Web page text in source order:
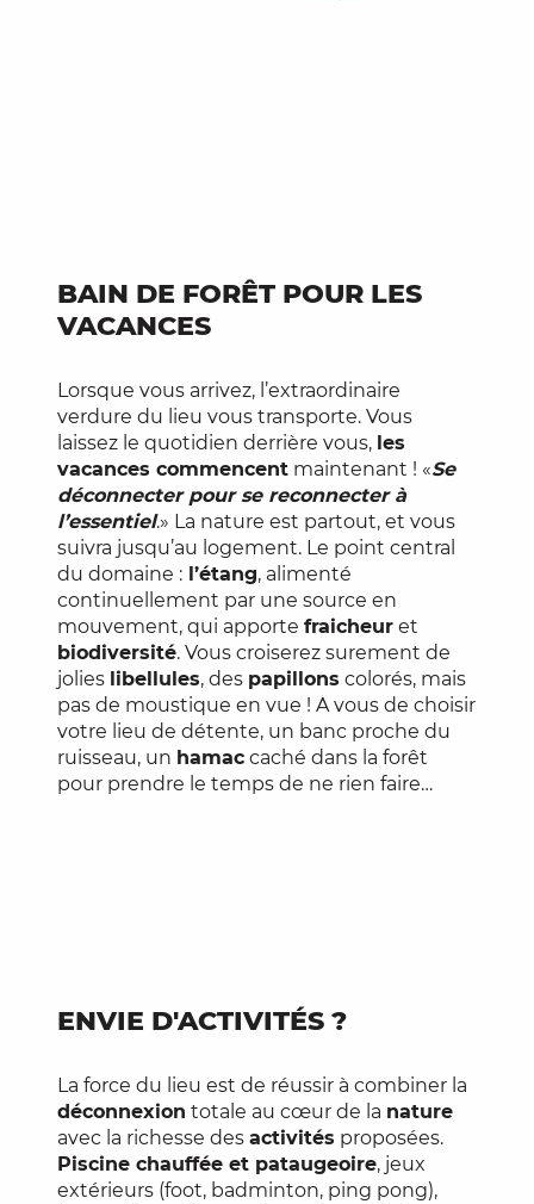
BAIN DE FORÊT POUR LES
VACANCES
Lorsque vous arrivez, l’extraordinaire
verdure du lieu vous transporte. Vous
laissez le quotidien derrière vous, les
vacances commencent maintenant ! «Se
déconnecter pour se reconnecter à
l’essentiel.» La nature est partout, et vous
suivra jusqu’au logement. Le point central
du domaine : l’étang, alimenté
continuellement par une source en
mouvement, qui apporte fraicheur et
biodiversité. Vous croiserez surement de
jolies libellules, des papillons colorés, mais
pas de moustique en vue ! A vous de choisir
votre lieu de détente, un banc proche du
ruisseau, un hamac caché dans la forêt
pour prendre le temps de ne rien faire…
ENVIE D'ACTIVITÉS ?
La force du lieu est de réussir à combiner la
déconnexion totale au cœur de la nature
avec la richesse des activités proposées.
Piscine chauffée et pataugeoire, jeux
extérieurs (foot, badminton, ping pong),